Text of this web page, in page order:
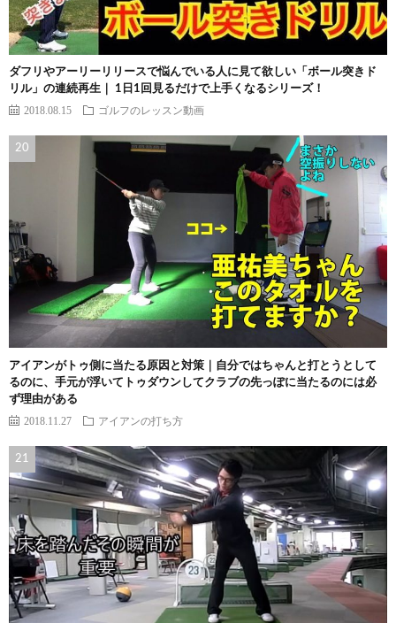
ダフリやアーリーリリースで悩んでいる人に見て欲しい「ボール突きド
リル」の連続再生｜ 1日1回見るだけで上手くなるシリーズ！
2018.08.15 ゴルフのレッスン動画
アイアンがトゥ側に当たる原因と対策｜自分ではちゃんと打とうとして
るのに、手元が浮いてトゥダウンしてクラブの先っぽに当たるのには必
ず理由がある
2018.11.27 アイアンの打ち方